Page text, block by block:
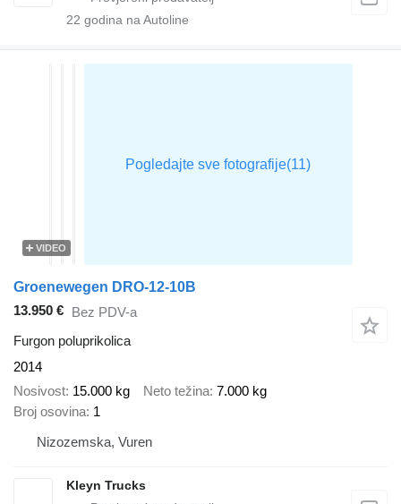
22 godina na Autoline
VIDEO
Groenewegen DRO-12-10B
13.950 € Bez PDV-a
Furgon poluprikolica
2014
Nosivost 15.000 kg Neto težina 7.000 kg
Broj osovina 1
Nizozemska, Vuren
Kleyn Trucks